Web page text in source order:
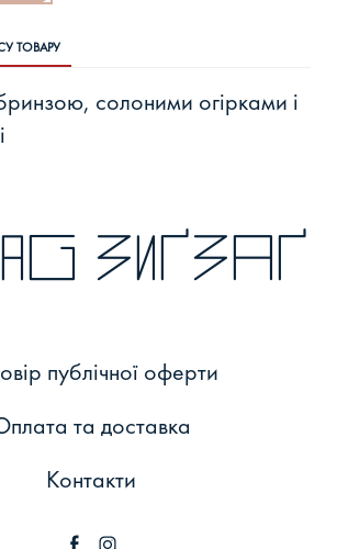
ТОВАРУ
солоними огірками і
зиґзаґ
публічної оферти
та доставка
Контакти